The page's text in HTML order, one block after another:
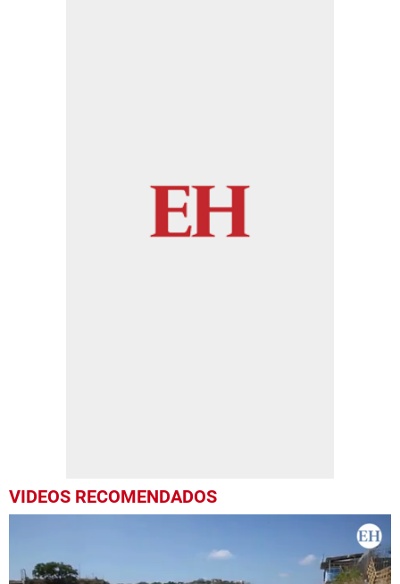
VIDEOS RECOMENDADOS